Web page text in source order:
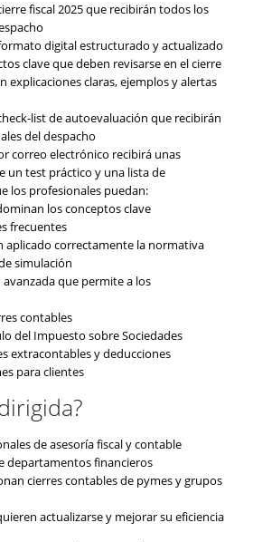
fiscal 2025 que recibirán todos los
digital estructurado y actualizado
clave que deben revisarse en el cierre
explicaciones claras, ejemplos y alertas
list de autoevaluación que recibirán
del despacho
correo electrónico recibirá unas
un test práctico y una lista de
los profesionales puedan:
los conceptos clave
frecuentes
aplicado correctamente la normativa
simulación
avanzada que permite a los
contables
del Impuesto sobre Sociedades
extracontables y deducciones
para clientes
de asesoría fiscal y contable
departamentos financieros
cierres contables de pymes y grupos
actualizarse y mejorar su eficiencia